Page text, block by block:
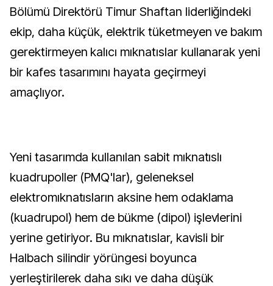
Bölümü Direktörü Timur Shaftan liderliğindeki
ekip, daha küçük, elektrik tüketmeyen ve bakım
gerektirmeyen kalıcı mıknatıslar kullanarak yeni
bir kafes tasarımını hayata geçirmeyi
amaçlıyor.
Yeni tasarımda kullanılan sabit mıknatıslı
kuadrupoller (PMQ'lar), geleneksel
elektromıknatısların aksine hem odaklama
(kuadrupol) hem de bükme (dipol) işlevlerini
yerine getiriyor. Bu mıknatıslar, kavisli bir
Halbach silindir yörüngesi boyunca
yerleştirilerek daha sıkı ve daha düşük